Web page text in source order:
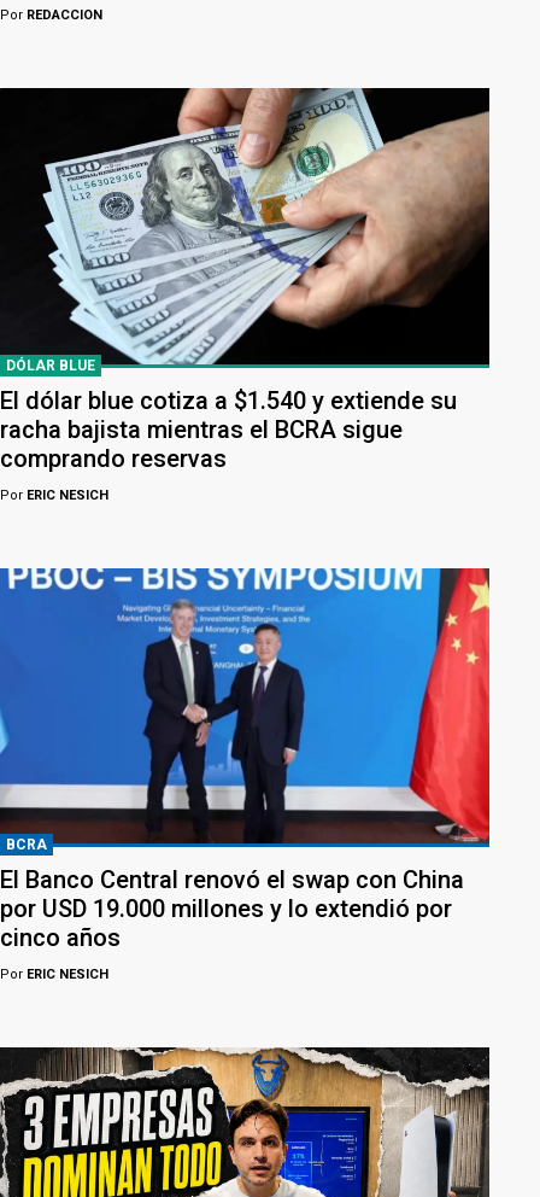
Por REDACCION
DÓLAR BLUE
El dólar blue cotiza a $1.540 y extiende su
racha bajista mientras el BCRA sigue
comprando reservas
Por ERIC NESICH
BCRA
El Banco Central renovó el swap con China
por USD 19.000 millones y lo extendió por
cinco años
Por ERIC NESICH